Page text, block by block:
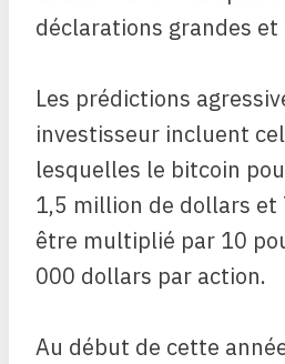
déclarations grandes et
Les prédictions
investisseur incluent
lesquelles le bitcoin
1,5 million de dollars et
être multiplié par 10
000 dollars par action.
Au début de cette